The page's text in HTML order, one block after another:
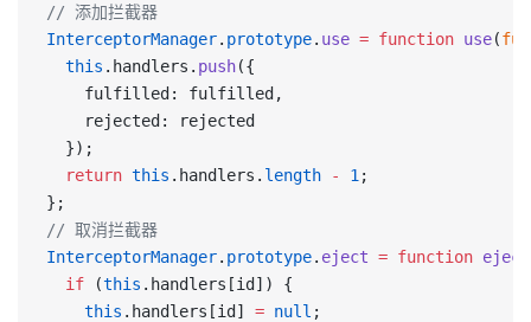
// 添加拦截器
InterceptorManager. prototype. use = function use(
  this
.handlers. push({
    fulfilled: fulfilled,
    rejected: rejected
  });
  return
this .handlers. length - 1 ;
};
// 取消拦截器
InterceptorManager. prototype. eject = function eject
  if
(this .handlers[id]) {
    this
.handlers[id] = null ;